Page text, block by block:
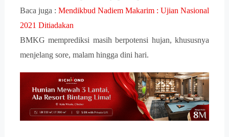
Baca juga : Mendikbud Nadiem Makarim : Ujian Nasional
2021 Ditiadakan
BMKG memprediksi masih berpotensi hujan, khususnya
menjelang sore, malam hingga dini hari.